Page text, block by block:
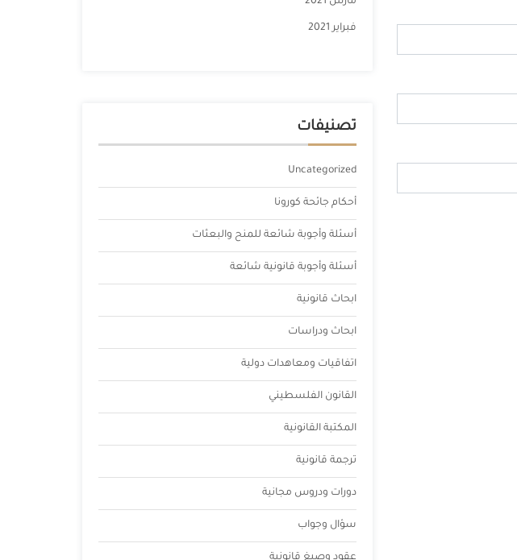
فبراير 2021
تصنيفات
Uncategorized
أحكام جائحة كورونا
أسئلة وأجوبة شائعة للمنح والبعثات
أسئلة وأجوبة قانونية شائعة
ابحاث قانونية
ابحاث ودراسات
اتفاقيات ومعاهدات دولية
القانون الفلسطيني
المكتبة القانونية
ترجمة قانونية
دورات ودروس مجانية
سؤال وجواب
عقود وصيغ قانونية